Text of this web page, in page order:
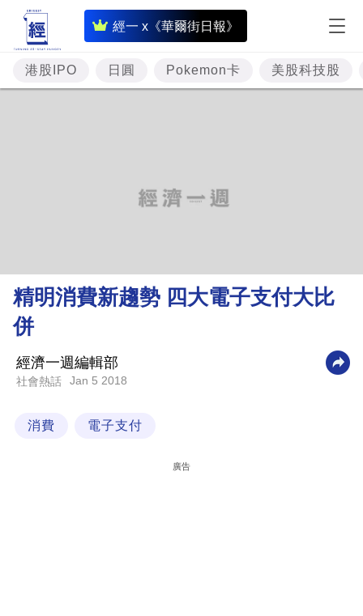
經一 x《華爾街日報》
即
時
財
經
理
財
業
科
港股IPO 日圓 Pokemon卡 美股科技股
精明消費新趨勢 四大電子支付大比
併
經濟一週編輯部
社會熱話 Jan 5 2018
消費 電子支付
廣告